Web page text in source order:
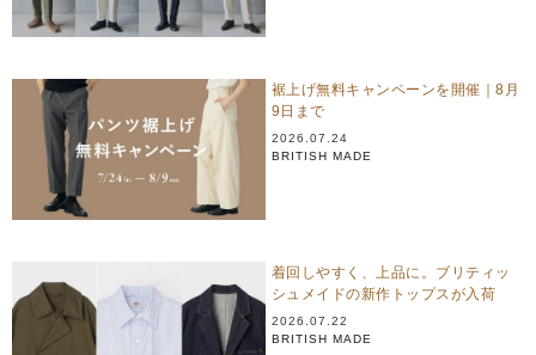
裾上げ無料キャンペーンを開催｜8月
9日まで
2026.07.24
BRITISH MADE
着回しやすく、上品に。ブリティッ
シュメイドの新作トップスが入荷
2026.07.22
BRITISH MADE